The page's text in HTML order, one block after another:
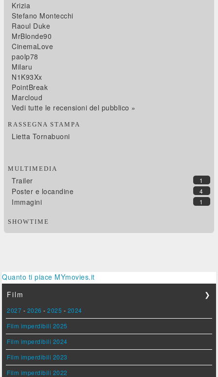
Krizia
Stefano Montecchi
Raoul Duke
MrBlonde90
CinemaLove
paolp78
Milaru
N1K93Xx
PointBreak
Marcloud
Vedi tutte le recensioni del pubblico »
RASSEGNA STAMPA
Lietta Tornabuoni
MULTIMEDIA
1
Trailer
4
Poster e locandine
1
Immagini
SHOWTIME
Quanto ti piace MYmovies.it
Film
❯
2027 - 2026 -2025 - 2024
Film imperdibili 2025
Film imperdibili 2024
Film imperdibili 2023
Film imperdibili 2022